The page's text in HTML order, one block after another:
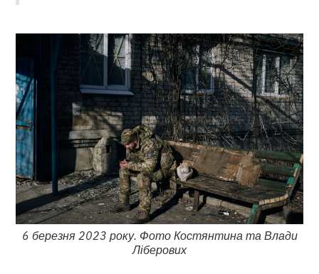
6 березня 2023 року. Фото Костянтина та Влади
Ліберових